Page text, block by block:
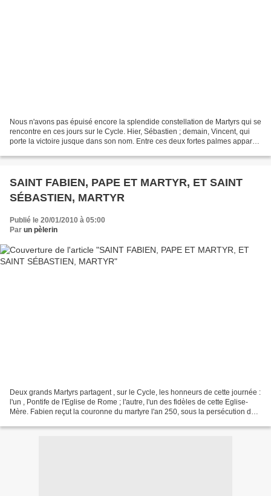
Nous n'avons pas épuisé encore la splendide constellation de Martyrs qui se
rencontre en ces jours sur le Cycle. Hier, Sébastien ; demain, Vincent, qui
porte la victoire jusque dans son nom. Entre ces deux fortes palmes apparaît
SAINT FABIEN, PAPE ET MARTYR, ET SAINT
SÉBASTIEN, MARTYR
Publié le 20/01/2010 à 05:00
Par un pèlerin
Deux grands Martyrs partagent , sur le Cycle, les honneurs de cette journée :
l'un , Pontife de l'Eglise de Rome ; l'autre, l'un des fidèles de cette Eglise-
Mère. Fabien reçut la couronne du martyre l'an 250, sous la persécution de